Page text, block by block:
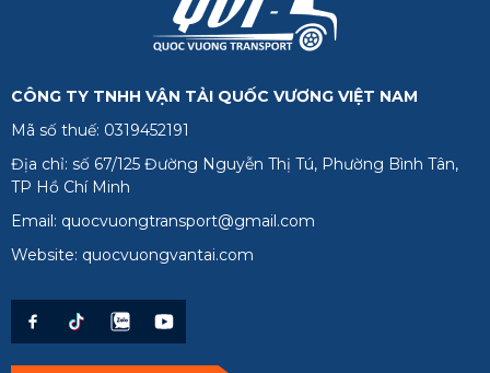
CÔNG TY TNHH VẬN TẢI QUỐC VƯƠNG VIỆT NAM
Mã số thuế: 0319452191
Địa chỉ: số 67/125 Đường Nguyễn Thị Tú, Phường Bình Tân,
TP Hồ Chí Minh
Email: quocvuongtransport@gmail.com
Website: quocvuongvantai.com